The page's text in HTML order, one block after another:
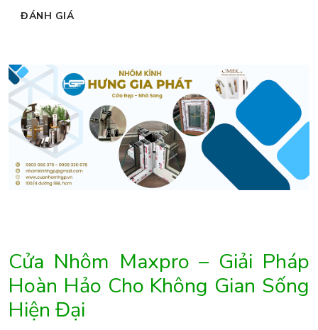
ĐÁNH GIÁ
Cửa Nhôm Maxpro – Giải Pháp
Hoàn Hảo Cho Không Gian Sống
Hiện Đại